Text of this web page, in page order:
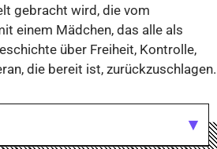
gebracht wird, die vom
einem Mädchen, das alle als
über Freiheit, Kontrolle,
die bereit ist, zurückzuschlagen.